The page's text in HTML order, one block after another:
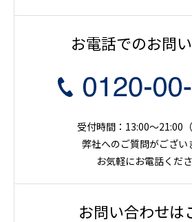
お電話でのお問
受付時間：13:00～21:00（
弊社へのご質問がござい
お気軽にお電話くださ
お問い合わせは